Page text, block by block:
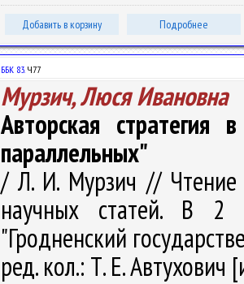
Добавить в корзину Подробнее
ББК 83.Ч77
Мурзич, Люся Ивановна
Авторская стратегия
параллельных"
/ Л. И. Мурзич // Чтение
научных статей. В
"Гродненский
ред. кол.: Т. Е.